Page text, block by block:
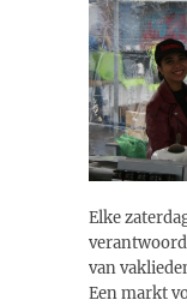
Elke
van
Een markt